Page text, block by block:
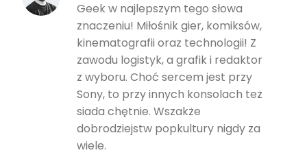
Geek w najlepszym tego słowa
znaczeniu! Miłośnik gier, komiksów,
kinematografii oraz technologii! Z
zawodu logistyk, a grafik i redaktor
z wyboru. Choć sercem jest przy
Sony, to przy innych konsolach też
siada chętnie. Wszakże
dobrodziejstw popkultury nigdy za
wiele.